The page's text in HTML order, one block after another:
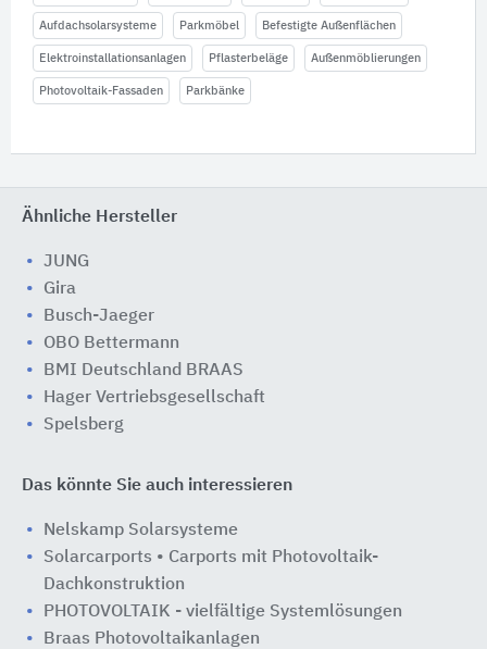
Aufdachsolarsysteme Parkmöbel Befestigte Außenflächen
Elektroinstallationsanlagen Pflasterbeläge Außenmöblierungen
Photovoltaik-Fassaden Parkbänke
Ähnliche Hersteller
JUNG
Gira
Busch-Jaeger
OBO Bettermann
BMI Deutschland BRAAS
Hager Vertriebsgesellschaft
Spelsberg
Das könnte Sie auch interessieren
Nelskamp Solarsysteme
Solarcarports • Carports mit Photovoltaik-
Dachkonstruktion
PHOTOVOLTAIK - vielfältige Systemlösungen
Braas Photovoltaikanlagen